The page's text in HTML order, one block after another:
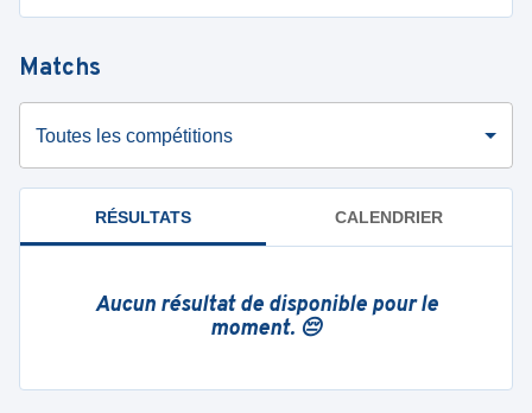
Matchs
Toutes les compétitions
RÉSULTATS CALENDRIER
Aucun résultat de disponible pour le
moment. 😔